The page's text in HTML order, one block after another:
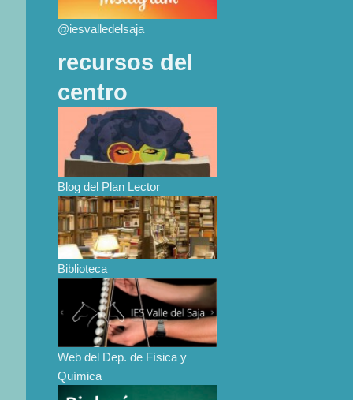
@iesvalledelsaja
recursos del
centro
Blog del Plan Lector
Biblioteca
Web del Dep. de Física y
Química